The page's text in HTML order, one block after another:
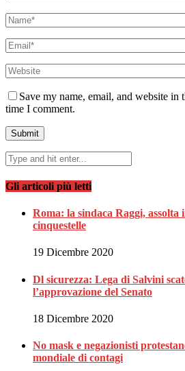
Save my name, email, and website in
time I comment.
Gli articoli più letti
Roma: la sindaca Raggi, assolta
cinquestelle
19 Dicembre 2020
Dl sicurezza: Lega di Salvini
l’approvazione del Senato
18 Dicembre 2020
No mask e negazionisti
mondiale di contagi